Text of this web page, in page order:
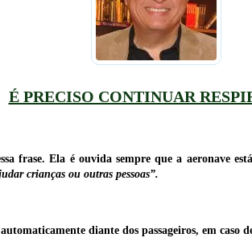
É PRECISO CONTINUAR
frase. Ela é ouvida sempre que a aeronave
crianças ou outras pessoas”.
diante dos passageiros, em caso